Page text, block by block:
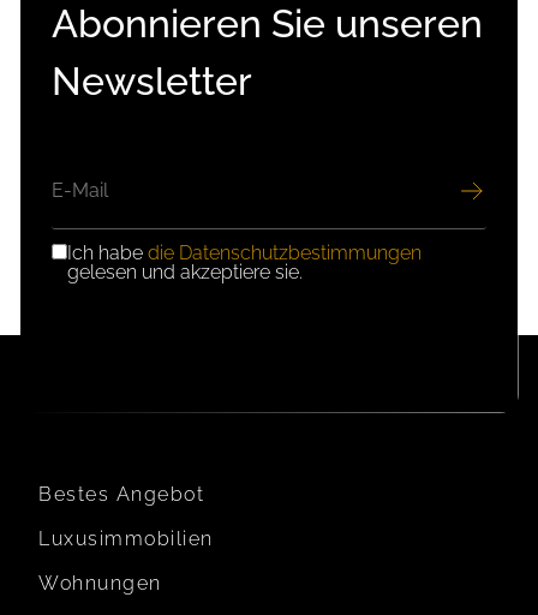
Abonnieren Sie unseren
Newsletter
MAIL
DSGVO-
EINWILLIGUNG
Ich habe die Datenschutzbestimmungen
gelesen und akzeptiere sie.
Bestes Angebot
Luxusimmobilien
Wohnungen